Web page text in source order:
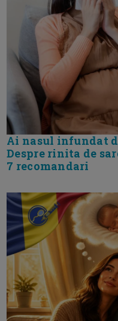
Ai nasul infundat
Despre rinita de
7 recomandari